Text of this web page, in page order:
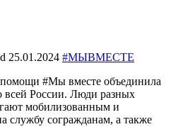
25.01.2024 #МЫВМЕСТЕ
#Мы вместе объединила
всей России. Люди разных
мобилизованным и
службу согражданам, а также